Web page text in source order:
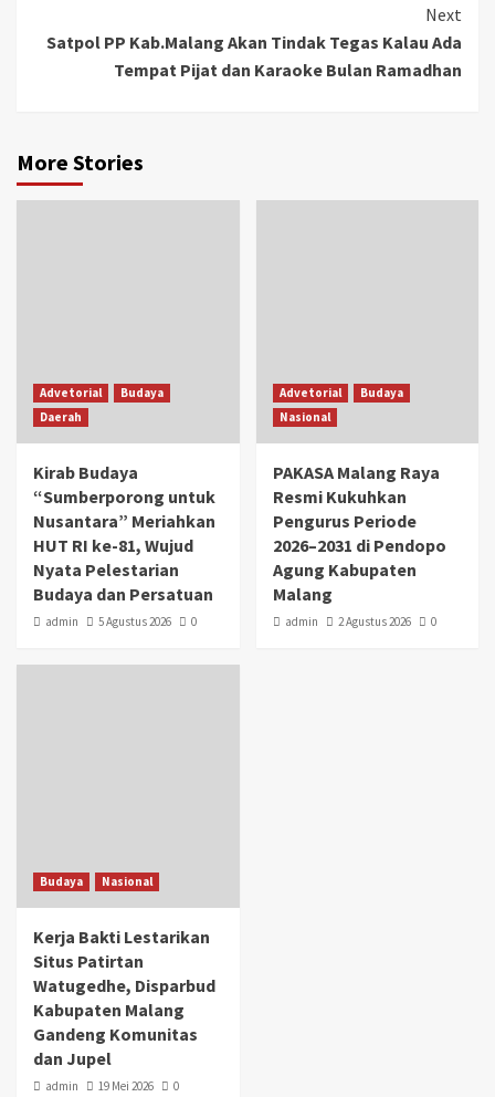
Next
Satpol PP Kab.Malang Akan Tindak Tegas Kalau Ada
Tempat Pijat dan Karaoke Bulan Ramadhan
More Stories
Advetorial
Budaya
Daerah
Kirab Budaya
“Sumberporong untuk
Nusantara” Meriahkan
HUT RI ke-81, Wujud
Nyata Pelestarian
Budaya dan Persatuan
admin 5 Agustus 2026 0
Advetorial
Budaya
Nasional
PAKASA Malang Raya
Resmi Kukuhkan
Pengurus Periode
2026–2031 di Pendopo
Agung Kabupaten
Malang
admin 2 Agustus 2026 0
Budaya Nasional
Kerja Bakti Lestarikan
Situs Patirtan
Watugedhe, Disparbud
Kabupaten Malang
Gandeng Komunitas
dan Jupel
admin 19 Mei 2026 0